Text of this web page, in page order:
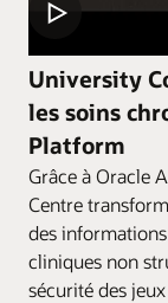
University
les soins
Platform
Grâce à Oracle
Centre
des
cliniques non
sécurité des